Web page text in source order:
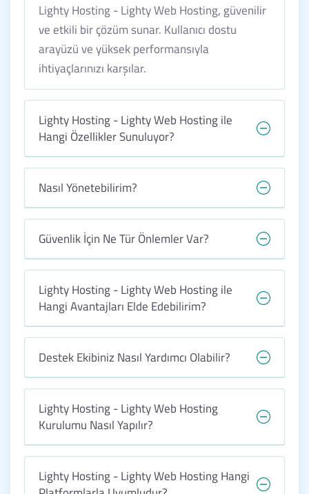
Lighty Hosting - Lighty Web Hosting, güvenilir
ve etkili bir çözüm sunar. Kullanıcı dostu
arayüzü ve yüksek performansıyla
ihtiyaçlarınızı karşılar.
Lighty Hosting - Lighty Web Hosting ile
Hangi Özellikler Sunuluyor?
Nasıl Yönetebilirim?
Güvenlik İçin Ne Tür Önlemler Var?
Lighty Hosting - Lighty Web Hosting ile
Hangi Avantajları Elde Edebilirim?
Destek Ekibiniz Nasıl Yardımcı Olabilir?
Lighty Hosting - Lighty Web Hosting
Kurulumu Nasıl Yapılır?
Lighty Hosting - Lighty Web Hosting Hangi